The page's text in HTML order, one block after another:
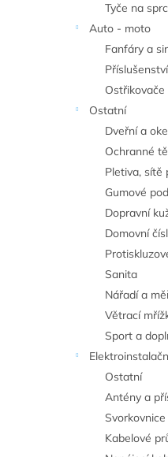
Tyče na
Auto - moto
Fanfáry a
Ostatní
Dveřní a
Ochranné
Pletiva, sítě
Gumové
Dopravní
Domovní
Sanita
Nářadí a
Větrací
Sport a
Ostatní
Antény a
Svorkovnice
Kabelové